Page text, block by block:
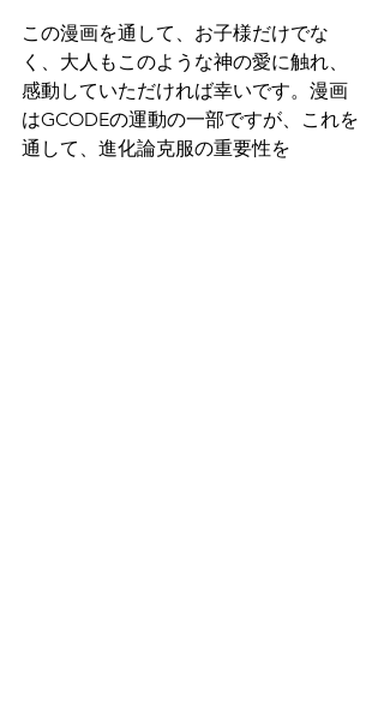
この漫画を通して、お子様だけでな
く、大人もこのような神の愛に触れ、
感動していただければ幸いです。漫画
はGCODEの運動の一部ですが、これを
通して、進化論克服の重要性を